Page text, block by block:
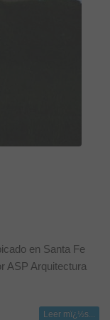
en Santa Fe
ASP Arquitectura
Leer mï¿½s...